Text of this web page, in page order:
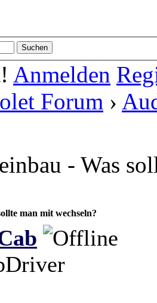
Anmelden
Forum ›
- Was
man mit wechseln?